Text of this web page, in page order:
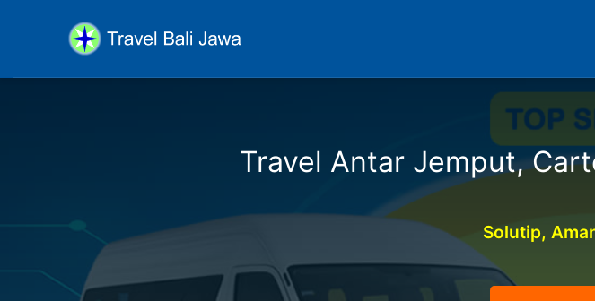
Travel Antar Jemput,
Solutip,